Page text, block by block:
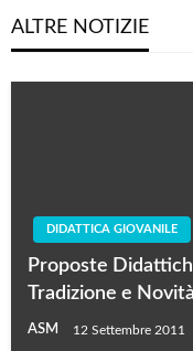
ALTRE NOTIZIE
DIDATTICA GIOVANILE
Proposte
Tradizione e Novità
ASM 12 Settembre 2011